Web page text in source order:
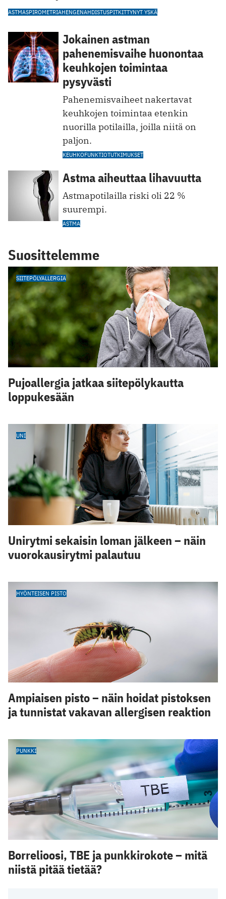
ASTMASPIROMETRIAHENGENAHDISTUSPITKITTYNYT YSKÄ
Jokainen astman
pahenemisvaihe huonontaa
keuhkojen toimintaa
pysyvästi
Pahenemisvaiheet nakertavat
keuhkojen toimintaa etenkin
nuorilla potilailla, joilla niitä on
paljon.
KEUHKOFUNKTIOTUTKIMUKSET
Astma aiheuttaa lihavuutta
Astmapotilailla riski oli 22 %
suurempi.
ASTMA
Suosittelemme
SIITEPÖLYALLERGIA
Pujoallergia jatkaa siitepölykautta
loppukesään
UNI
Unirytmi sekaisin loman jälkeen – näin
vuorokausirytmi palautuu
HYÖNTEISEN PISTO
Ampiaisen pisto – näin hoidat pistoksen
ja tunnistat vakavan allergisen reaktion
PUNKKI
Borrelioosi, TBE ja punkkirokote – mitä
niistä pitää tietää?